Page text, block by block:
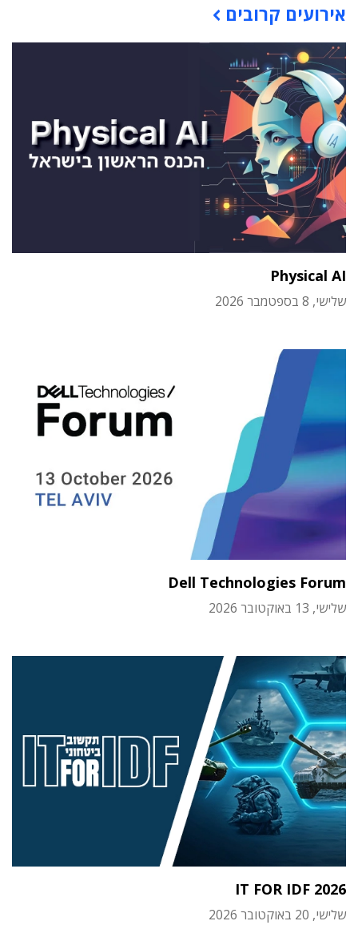
אירועים קרובים
Physical AI
שלישי, 8 בספטמבר 2026
Dell Technologies Forum
שלישי, 13 באוקטובר 2026
IT FOR IDF 2026
שלישי, 20 באוקטובר 2026